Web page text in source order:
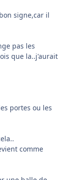
signe,car il
pas les
que la..j'aurait
portes ou les
comme